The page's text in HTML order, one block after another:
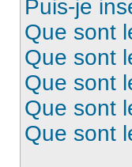
Puis-je
Que sont
Que sont
Que sont
Que sont
Que sont